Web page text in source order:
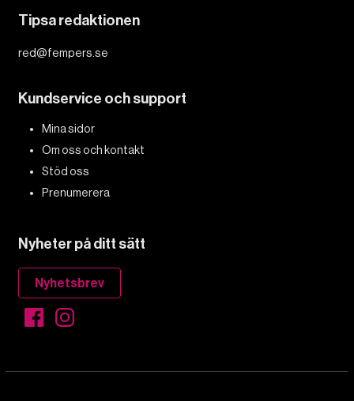
Tipsa redaktionen
red@fempers.se
Kundservice och support
Mina sidor
Om oss och kontakt
Stöd oss
Prenumerera
Nyheter på ditt sätt
Nyhetsbrev